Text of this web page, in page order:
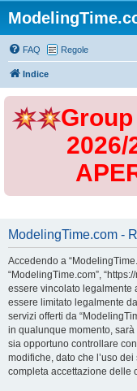
FAQ Regole
Indice
2026/
ModelingTime.com -
Accedendo a
“ModelingTime.com”,
essere vincolato legalmente
essere limitato legalmente
servizi offerti da
in qualunque momento,
sia opportuno controllare
modifiche, dato che l’uso
completa accettazione delle